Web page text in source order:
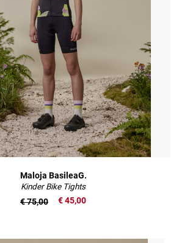
Maloja BasileaG.
Kinder Bike Tights
€ 45,00
€ 75,00